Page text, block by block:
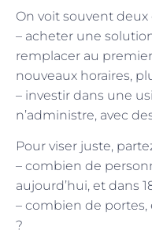
On voit souvent deux
– acheter une
remplacer au
nouveaux horaires,
– investir dans une
n’administre, avec
Pour viser juste,
– combien de
aujourd’hui, et dans
– combien de
?